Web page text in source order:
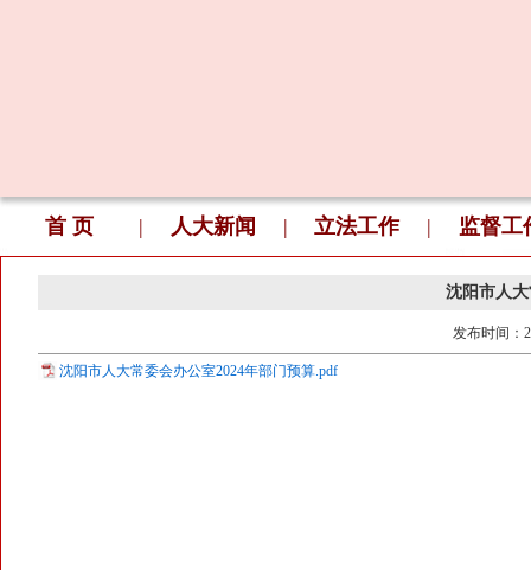
首 页 | 人大新闻 | 立法工作 | 监督工
沈阳市人
发布时间：
沈阳市人大常委会办公室2024年部门预算.pdf